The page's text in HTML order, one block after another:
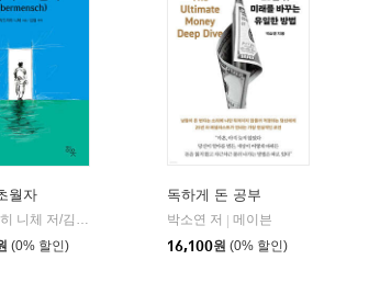
월자
(0% 할인)
독하게 돈 공부
박소연 저 | 메이븐
16,100원 (0% 할인)